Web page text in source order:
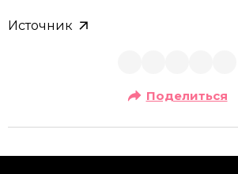
Источник
Поделиться